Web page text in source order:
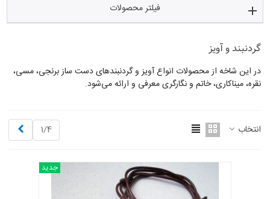
فیلتر محصولات
گردنبند و آویز
در این شاخه از محصولات انواع آویز و گردنبندهای دست ساز برنجی، مسی،
نقره، میناکاری، خاتم و نگارگری معرفی و ارائه می‌شود.
انتخاب
1/4
جدید